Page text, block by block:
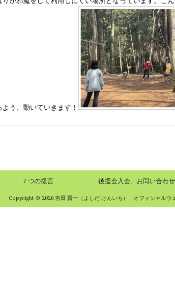
う、動いていきます！
７つの提言 後援会入会、お問い合わ
Copyright © 2026 吉田 賢一（よしだ けんいち）｜オフィシャル